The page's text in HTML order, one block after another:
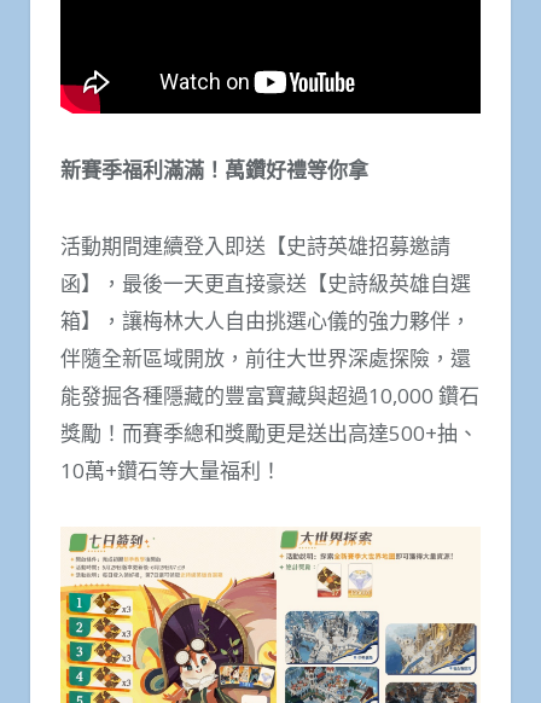
新賽季福利滿滿！萬鑽好禮等你拿
活動期間連續登入即送【史詩英雄招募邀請
函】，最後一天更直接豪送【史詩級英雄自選
箱】，讓梅林大人自由挑選心儀的強力夥伴，
伴隨全新區域開放，前往大世界深處探險，還
能發掘各種隱藏的豐富寶藏與超過10,000 鑽石
獎勵！而賽季總和獎勵更是送出高達500+抽、
10萬+鑽石等大量福利！